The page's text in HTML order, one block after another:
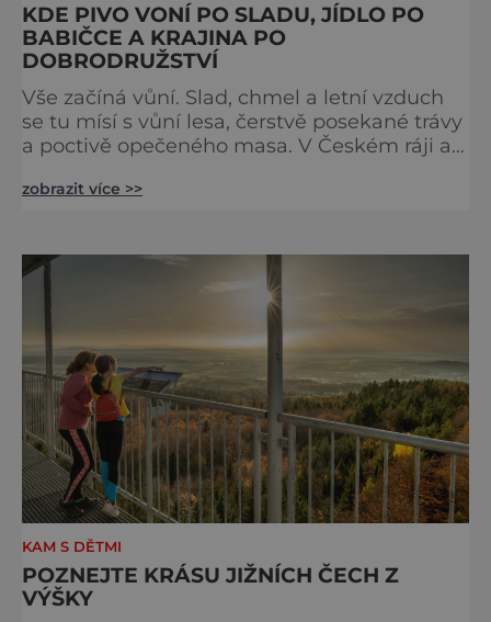
KDE PIVO VONÍ PO SLADU, JÍDLO PO
BABIČCE A KRAJINA PO
DOBRODRUŽSTVÍ
Vše začíná vůní. Slad, chmel a letní vzduch
se tu mísí s vůní lesa, čerstvě posekané trávy
a poctivě opečeného masa. V Českém ráji a
doušky – a ty tady tečou proudem. Není to
ví, že k dokonalému dni patří nejen výhled,
zobrazit více >>
KAM S DĚTMI
POZNEJTE KRÁSU JIŽNÍCH ČECH Z
VÝŠKY